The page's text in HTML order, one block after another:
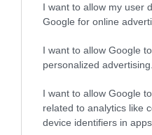
I want to allow my user
Google for online
I want to allow Google
personalized advertising.
I want to allow Google
related to analytics like
device identifiers in apps.